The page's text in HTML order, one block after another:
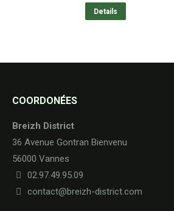
Details
COORDONÉES
Breizh District
36 Avenue Gontran Bienvenu
56000 Vannes
02.97.49.95.09
contact@breizh-district.com